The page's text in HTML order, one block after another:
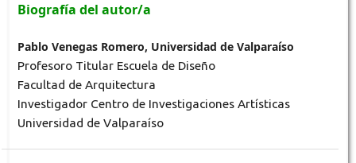
Biografía del autor/a
Pablo Venegas Romero, Universidad de Valparaíso
Profesoro Titular Escuela de Diseño
Facultad de Arquitectura
Investigador Centro de Investigaciones Artísticas
Universidad de Valparaíso